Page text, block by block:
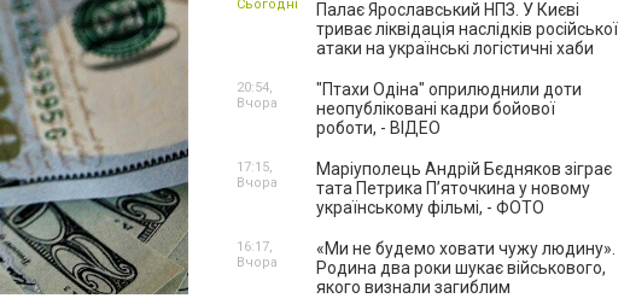
Палає Ярославський НПЗ. У Києві
триває ліквідація наслідків російської
атаки на українські логістичні хаби
Сьогодні
"Птахи Одіна" оприлюднили доти
неопубліковані кадри бойової
роботи, - ВІДЕО
20:54,
Вчора
Маріуполець Андрій Бєдняков зіграє
тата Петрика П’яточкина у новому
українському фільмі, - ФОТО
17:15,
Вчора
«Ми не будемо ховати чужу людину».
Родина два роки шукає військового,
якого визнали загиблим
16:17,
Вчора